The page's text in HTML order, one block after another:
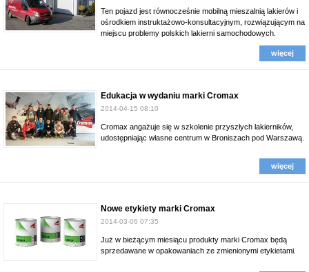
Ten pojazd jest równocześnie mobilną mieszalnią lakierów i
ośrodkiem instruktażowo-konsultacyjnym, rozwiązującym na
miejscu problemy polskich lakierni samochodowych.
więcej
Edukacja w wydaniu marki Cromax
2014-04-15 08:10
Cromax angażuje się w szkolenie przyszłych lakierników,
udostępniając własne centrum w Broniszach pod Warszawą.
więcej
Nowe etykiety marki Cromax
2014-03-06 07:35
Już w bieżącym miesiącu produkty marki Cromax będą
sprzedawane w opakowaniach ze zmienionymi etykietami.